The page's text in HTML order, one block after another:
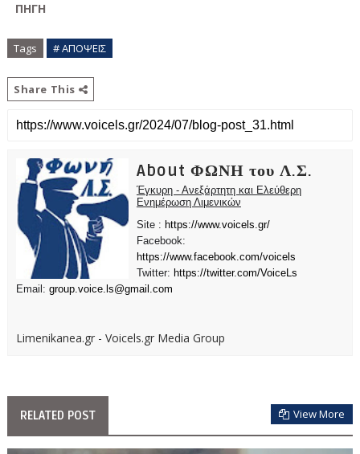
ΠΗΓΗ
Tags # ΑΠΟΨΕΙΣ
Share This
About ΦΩΝΗ του Λ.Σ.
Έγκυρη - Ανεξάρτητη και Ελεύθερη
Ενημέρωση Λιμενικών
Site : https://www.voicels.gr/
Facebook:
https://www.facebook.com/voicels
Twitter: https://twitter.com/VoiceLs
Email: group.voice.ls@gmail.com
Limenikanea.gr - Voicels.gr Media Group
RELATED POST View More